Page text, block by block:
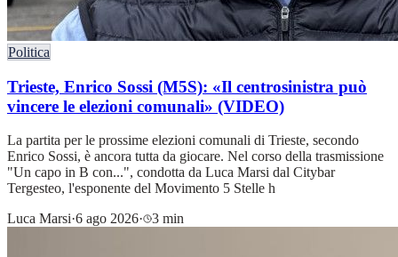
Politica
Trieste, Enrico Sossi (M5S): «Il centrosinistra può
vincere le elezioni comunali» (VIDEO)
La partita per le prossime elezioni comunali di Trieste, secondo
Enrico Sossi, è ancora tutta da giocare. Nel corso della trasmissione
"Un capo in B con...", condotta da Luca Marsi dal Citybar
Tergesteo, l'esponente del Movimento 5 Stelle h
Luca Marsi·6 ago 2026· 3 min